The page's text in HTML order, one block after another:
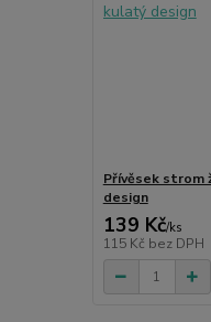
Přívěsek strom
design
139 Kč/ks
115 Kč bez DPH